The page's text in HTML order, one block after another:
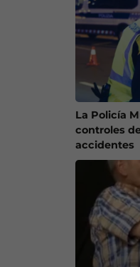
La Policía
controles
accidentes